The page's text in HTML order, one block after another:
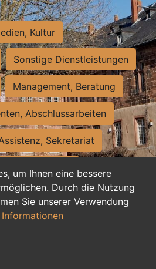
um Ihnen eine bessere
Durch die Nutzung
Sie unserer Verwendung
Kultur
Sonstige Dienstleistungen
Management, Beratung
Abschlussarbeiten
Sekretariat
Nebenjobs
duale Ausbildung